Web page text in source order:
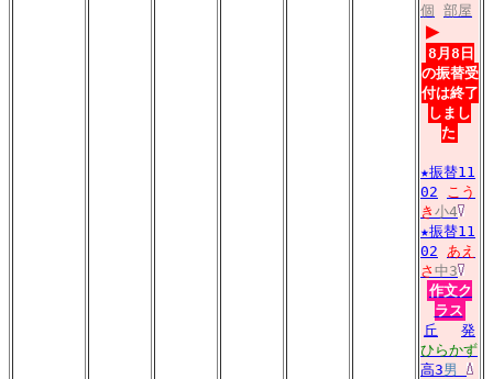
個 部屋
▶
8月8日
の振替受
付は終了
しまし
た
★振替11
02
こう
き 小4
★振替11
02
あえ
さ中3
作文ク
ラス
丘
発
ひらかず
高3男